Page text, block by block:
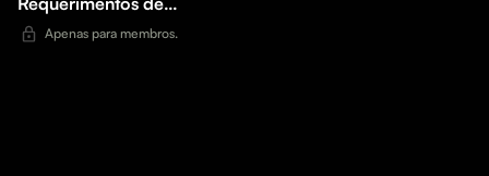
Direito Imobiliário
Apenas para membros.